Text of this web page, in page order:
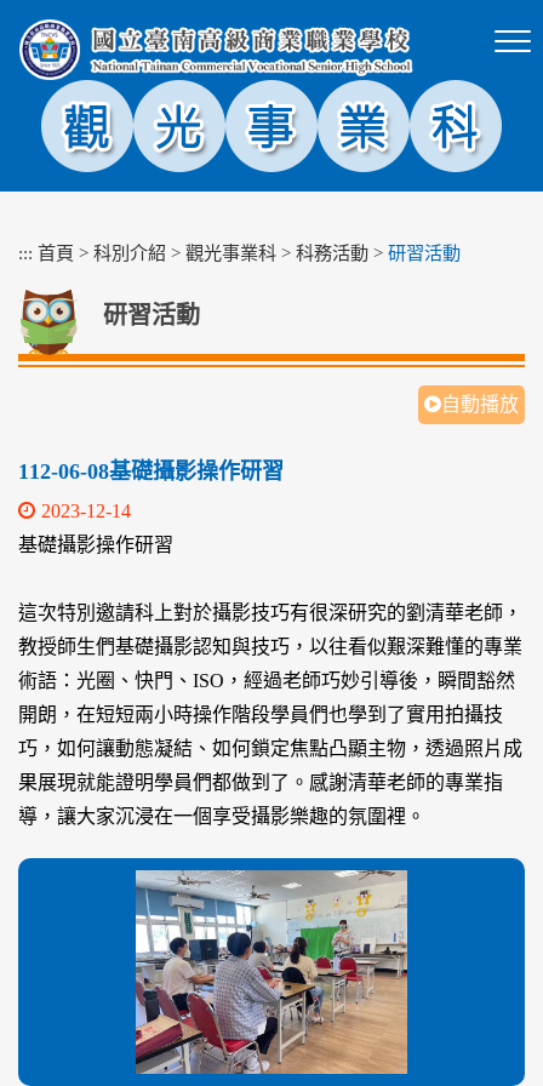
塊
::: 首頁 > 科別介紹 > 觀光事業科 > 科務活動 > 研習活動
研習活動
自動播放
112-06-08基礎攝影操作研習
2023-12-14
基礎攝影操作研習
這次特別邀請科上對於攝影技巧有很深研究的劉清華老師，
教授師生們基礎攝影認知與技巧，以往看似艱深難懂的專業
術語：光圈、快門、ISO，經過老師巧妙引導後，瞬間豁然
開朗，在短短兩小時操作階段學員們也學到了實用拍攝技
巧，如何讓動態凝結、如何鎖定焦點凸顯主物，透過照片成
果展現就能證明學員們都做到了。感謝清華老師的專業指
導，讓大家沉浸在一個享受攝影樂趣的氛圍裡。